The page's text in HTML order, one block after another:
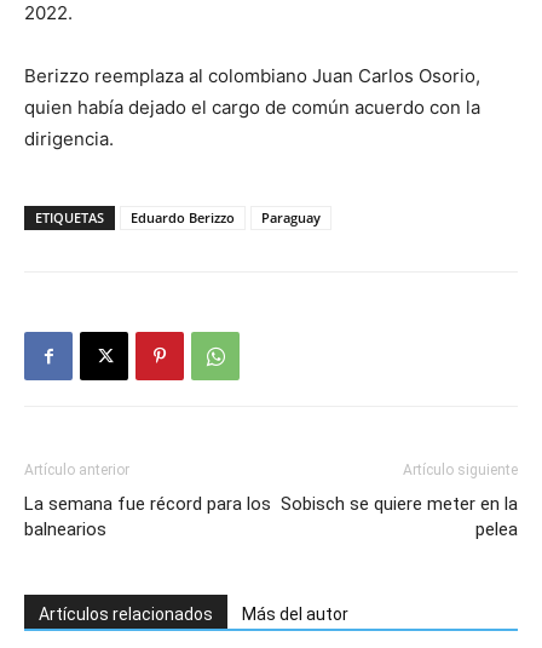
2022.
Berizzo reemplaza al colombiano Juan Carlos Osorio,
quien había dejado el cargo de común acuerdo con la
dirigencia.
ETIQUETAS Eduardo Berizzo Paraguay
Artículo anterior
La semana fue récord para los
balnearios
Artículo siguiente
Sobisch se quiere meter en la
pelea
Artículos relacionados Más del autor